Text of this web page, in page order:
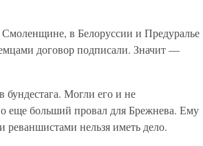
в Белоруссии и Предуралье
договор подписали. Значит —
бундестага. Могли его и не
еще больший провал для Брежнева. Ему
нельзя иметь дело.